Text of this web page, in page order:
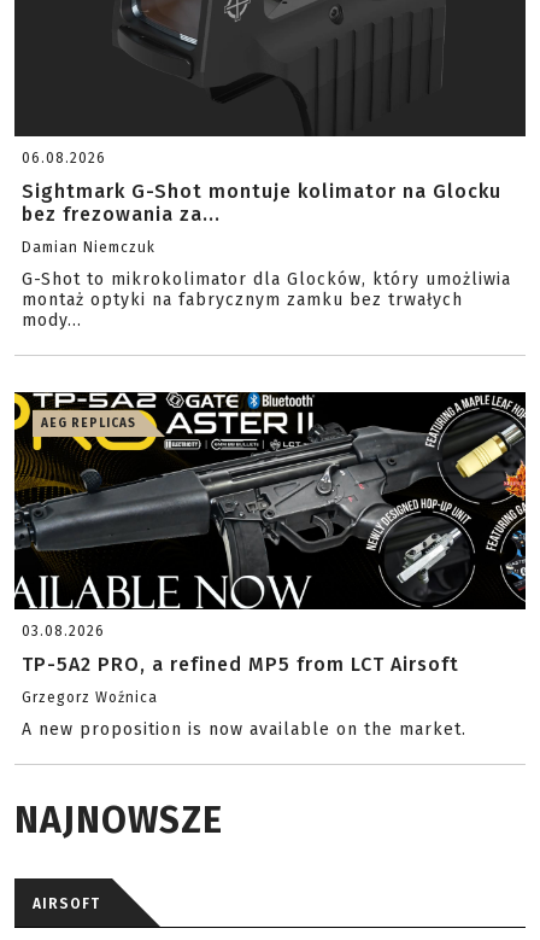
06.08.2026
Sightmark G-Shot montuje kolimator na Glocku
bez frezowania za...
Damian Niemczuk
G-Shot to mikrokolimator dla Glocków, który umożliwia
montaż optyki na fabrycznym zamku bez trwałych
mody...
AEG REPLICAS
03.08.2026
TP-5A2 PRO, a refined MP5 from LCT Airsoft
Grzegorz Woźnica
A new proposition is now available on the market.
NAJNOWSZE
AIRSOFT